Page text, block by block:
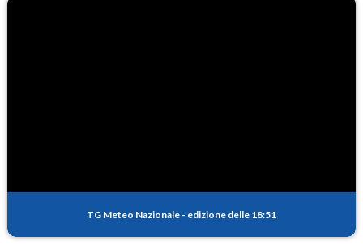
TG Meteo Nazionale - edizione delle 18:51